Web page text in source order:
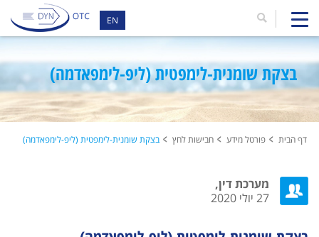
EN
בצקת שומנית-לימפטית (ליפ-לימפאדמה)
דף הבית פורטל מידע חבישות לחץ בצקת שומנית-לימפטית (ליפ-לימפאדמה)
מערכת דין,
27 יולי 2020